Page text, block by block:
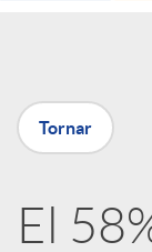
P
u
b
Tornar
El